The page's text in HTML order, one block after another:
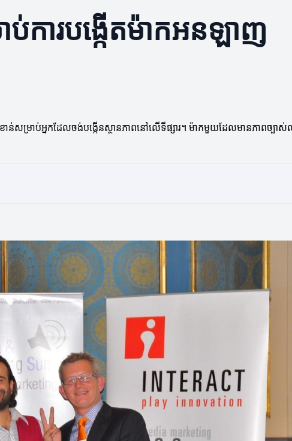
ប់ការបង្កើតម៉ាកអនឡាញ
ន់សម្រាប់អ្នកដែលចង់បង្កើនស្ថានភាពនៅលើទីផ្សារ។ ម៉ាកមួយដែលមានភាពច្ប